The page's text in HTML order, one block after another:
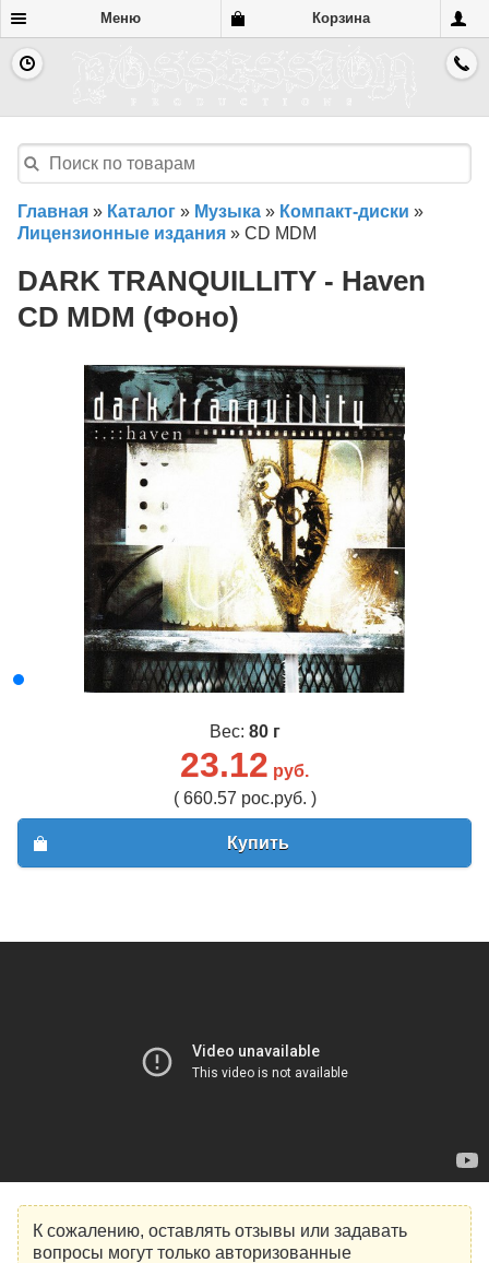
Меню Корзина
Главная » Каталог » Музыка » Компакт-диски »
Лицензионные издания » CD MDM
DARK TRANQUILLITY - Haven
CD MDM (Фоно)
Вес: 80 г
23.12 руб.
( 660.57 рос.руб. )
Купить
К сожалению, оставлять отзывы или задавать
вопросы могут только авторизованные